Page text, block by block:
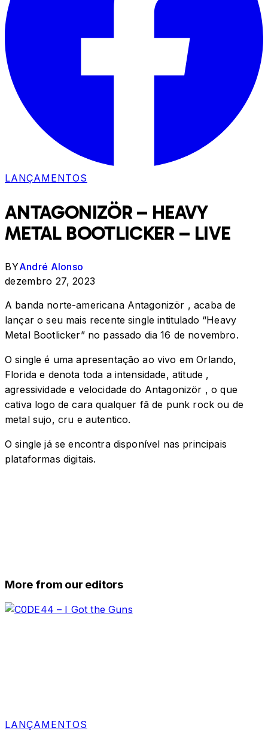
LANÇAMENTOS
ANTAGONIZÖR – HEAVY
METAL BOOTLICKER – LIVE
BYAndré Alonso
dezembro 27, 2023
A banda norte-americana Antagonizör , acaba de
lançar o seu mais recente single intitulado “Heavy
Metal Bootlicker” no passado dia 16 de novembro.
O single é uma apresentação ao vivo em Orlando,
Florida e denota toda a intensidade, atitude ,
agressividade e velocidade do Antagonizör , o que
cativa logo de cara qualquer fã de punk rock ou de
metal sujo, cru e autentico.
O single já se encontra disponível nas principais
plataformas digitais.
More from our editors
LANÇAMENTOS